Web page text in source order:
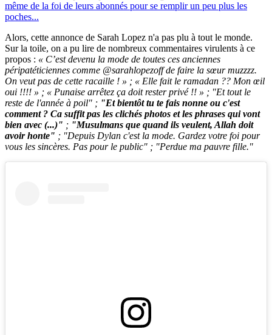
même de la foi de leurs abonnés pour se remplir un peu plus les
poches...
Alors, cette annonce de Sarah Lopez n'a pas plu à tout le monde.
Sur la toile, on a pu lire de nombreux commentaires virulents à ce
propos : « C’est devenu la mode de toutes ces anciennes
péripatéticiennes comme @sarahlopezoff de faire la sœur muzzzz.
On veut pas de cette racaille ! » ; « Elle fait le ramadan ?? Mon œil
oui !!!! » ; « Punaise arrêtez ça doit rester privé !! » ; "Et tout le
reste de l'année à poil" ; "Et bientôt tu te fais nonne ou c'est
comment ? Ca suffit pas les clichés photos et les phrases qui vont
bien avec (...)" ; "Musulmans que quand ils veulent, Allah doit
avoir honte" ; "Depuis Dylan c'est la mode. Gardez votre foi pour
vous les sincères. Pas pour le public" ; "Perdue ma pauvre fille."